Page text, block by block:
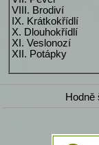
VIII. Brodiví
IX. Krátkokřídlí
X. Dlouhokřídlí
XI. Veslonozí
XII. Potápky
Hodně